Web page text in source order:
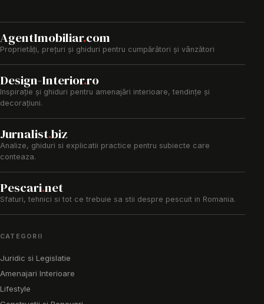
AgentImobiliar.com
Proprietăți, prețuri și ghiduri pentru cumpărători și vânzători
Design-Interior.ro
Inspirație și ghiduri pentru amenajări interioare, tendințe și
decorațiuni.
Jurnalist.biz
Analize, ghiduri si explicatii practice pentru subiecte care
conteaza.
Pescari.net
Sfaturi, tehnici si tot ce trebuie sa stii despre pescuit in Romania.
CATEGORII
Juridic si Legislatie
Amenajari Interioare
Lifestyle